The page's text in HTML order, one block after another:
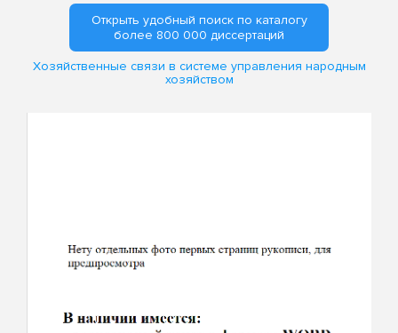
Открыть удобный поиск по каталогу
более 800 000 диссертаций
Хозяйственные связи в системе управления народным
хозяйством